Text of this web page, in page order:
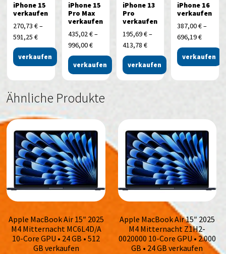
iPhone 15
verkaufen
270,73€–
591,25€
verkaufen
iPhone 15
Pro Max
verkaufen
435,02€–
996,00€
verkaufen
iPhone 13
Pro
verkaufen
195,69€–
413,78 €
verkaufen
iPhone 16
verkaufen
387,00€–
696,19€
verkaufen
Ähnliche Produkte
Apple MacBook Air 15″ 2025
M4 Mitternacht MC6L4D/A
10-Core GPU • 24 GB • 512
GB verkaufen
Apple MacBook Air 15″ 2025
M4 Mitternacht Z1H2-
0020000 10-Core GPU • 2.000
GB • 24 GB verkaufen